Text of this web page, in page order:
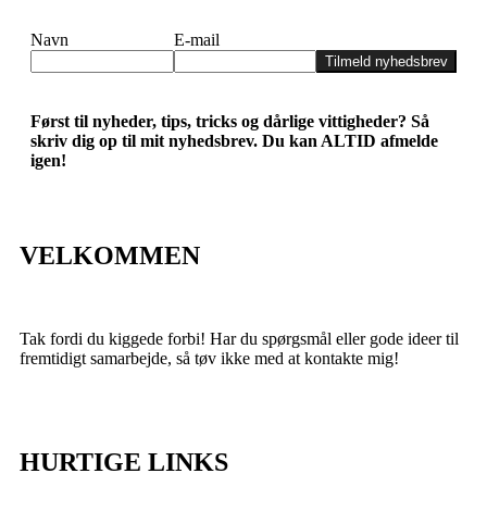
Navn E-mail
Tilmeld nyhedsbrev
Først til nyheder, tips, tricks og dårlige vittigheder? Så
skriv dig op til mit nyhedsbrev. Du kan ALTID afmelde
igen!
VELKOMMEN
Tak fordi du kiggede forbi! Har du spørgsmål eller gode ideer til
fremtidigt samarbejde, så tøv ikke med at kontakte mig!
HURTIGE LINKS